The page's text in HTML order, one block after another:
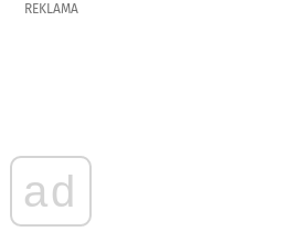
REKLAMA
ad